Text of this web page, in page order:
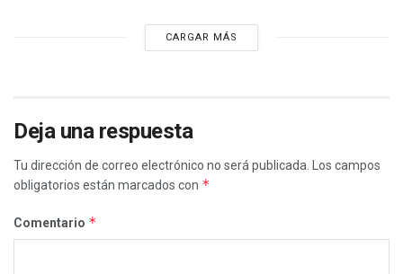
CARGAR MÁS
Deja una respuesta
Tu dirección de correo electrónico no será publicada.
Los campos
obligatorios están marcados con *
Comentario *